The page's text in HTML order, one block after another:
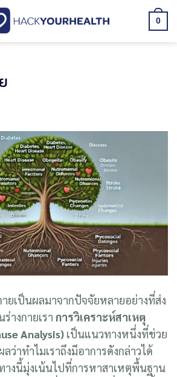
0
ายเป็นผลมาจากปัจจัยหลายอย่างที่ส่ง
างกายเรา การวิเคราะห์สาเหตุ
Analysis) เป็นแนวทางหนึ่งที่ช่วย
ลว่าทำไมเราถึงมีอาการดังกล่าวได้
างนี้มุ่งเน้นไปที่การหาสาเหตุพื้นฐาน